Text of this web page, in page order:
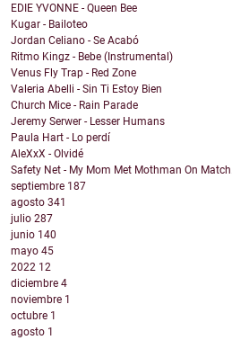
EDIE YVONNE - Queen Bee
Kugar - Bailoteo
Jordan Celiano - Se Acabó
Ritmo Kingz - Bebe (Instrumental)
Venus Fly Trap - Red Zone
Valeria Abelli - Sin Ti Estoy Bien
Church Mice - Rain Parade
Jeremy Serwer - Lesser Humans
Paula Hart - Lo perdí
AleXxX - Olvidé
Safety Net - My Mom Met Mothman On
septiembre 187
agosto 341
julio 287
junio 140
mayo 45
2022 12
diciembre 4
noviembre 1
octubre 1
agosto 1